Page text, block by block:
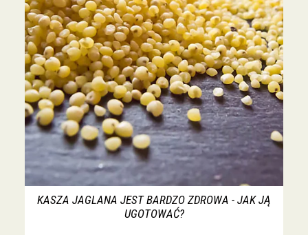
KASZA JAGLANA JEST BARDZO ZDROWA - JAK JĄ
UGOTOWAĆ?